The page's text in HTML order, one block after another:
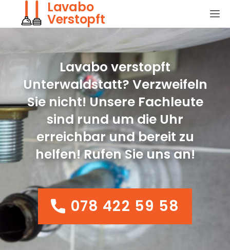
Lavabo
Verstopft
Lavabo verstopft
Unterwaldstatt? Verzweifeln
Sie nicht! Unsere Fachleute
sind rund um die Uhr
erreichbar und bereit zu
helfen! Rufen Sie uns an!
078 422 59 58
078 422 59 58